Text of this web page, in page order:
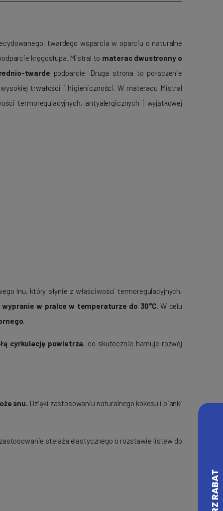
twardego wsparcia w oparciu o naturalne
kręgosłupa. Mistral to materac dwustronny o
twarde podparcie. Druga strona to połączenie
trwałości i higieniczności. W materacu Mistral
termoregulacyjnych, antyalergicznych i wyjątkowej
lnu, który słynie z właściwości termoregulacyjnych,
w pralce w temperaturze do 30°C . W celu
cyrkulację powietrza, co skutecznie hamuje rozwój
snu. Dzięki zastosowaniu naturalnego kokosu i pianki
stelaża elastycznego o rozstawie listew do